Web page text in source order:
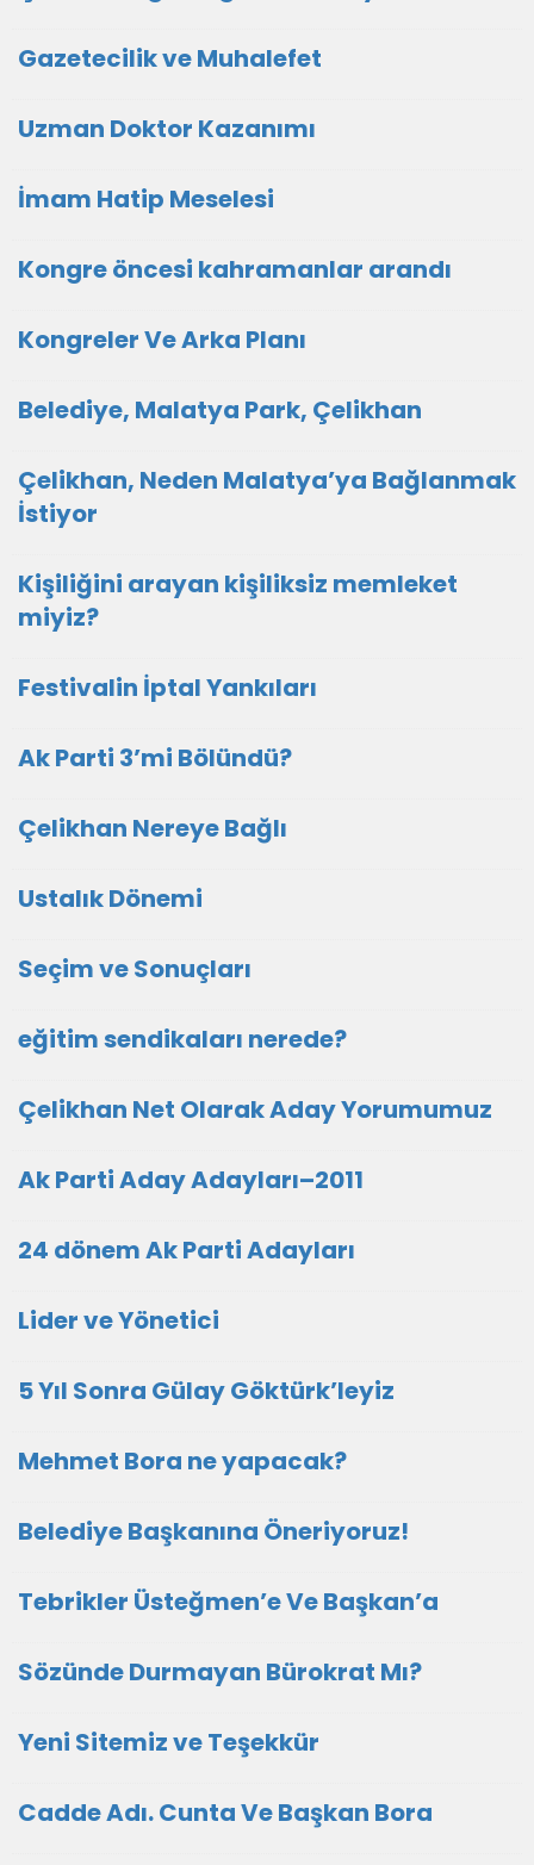
Gazetecilik ve Muhalefet
Uzman Doktor Kazanımı
İmam Hatip Meselesi
Kongre öncesi kahramanlar arandı
Kongreler Ve Arka Planı
Belediye, Malatya Park, Çelikhan
Çelikhan, Neden Malatya’ya Bağlanmak
İstiyor
Kişiliğini arayan kişiliksiz memleket
miyiz?
Festivalin İptal Yankıları
Ak Parti 3’mi Bölündü?
Çelikhan Nereye Bağlı
Ustalık Dönemi
Seçim ve Sonuçları
eğitim sendikaları nerede?
Çelikhan Net Olarak Aday Yorumumuz
Ak Parti Aday Adayları–2011
24 dönem Ak Parti Adayları
Lider ve Yönetici
5 Yıl Sonra Gülay Göktürk’leyiz
Mehmet Bora ne yapacak?
Belediye Başkanına Öneriyoruz!
Tebrikler Üsteğmen’e Ve Başkan’a
Sözünde Durmayan Bürokrat Mı?
Yeni Sitemiz ve Teşekkür
Cadde Adı. Cunta Ve Başkan Bora